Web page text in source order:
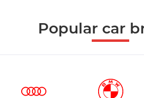
Popular car